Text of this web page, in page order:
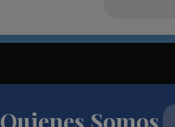
Quienes Somos